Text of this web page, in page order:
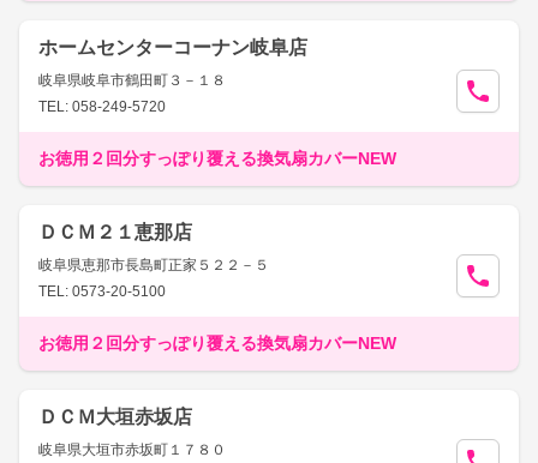
ホームセンターコーナン岐阜店
岐阜県岐阜市鶴田町３－１８
TEL: 058-249-5720
お徳用２回分すっぽり覆える換気扇カバーNEW
ＤＣＭ２１恵那店
岐阜県恵那市長島町正家５２２－５
TEL: 0573-20-5100
お徳用２回分すっぽり覆える換気扇カバーNEW
ＤＣＭ大垣赤坂店
岐阜県大垣市赤坂町１７８０